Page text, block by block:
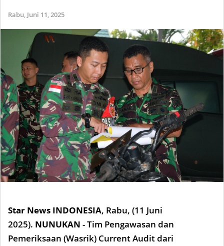
Rabu, Juni 11, 2025
Star News INDONESIA, Rabu, (11 Juni
2025). NUNUKAN - Tim Pengawasan dan
Pemeriksaan (Wasrik) Current Audit dari